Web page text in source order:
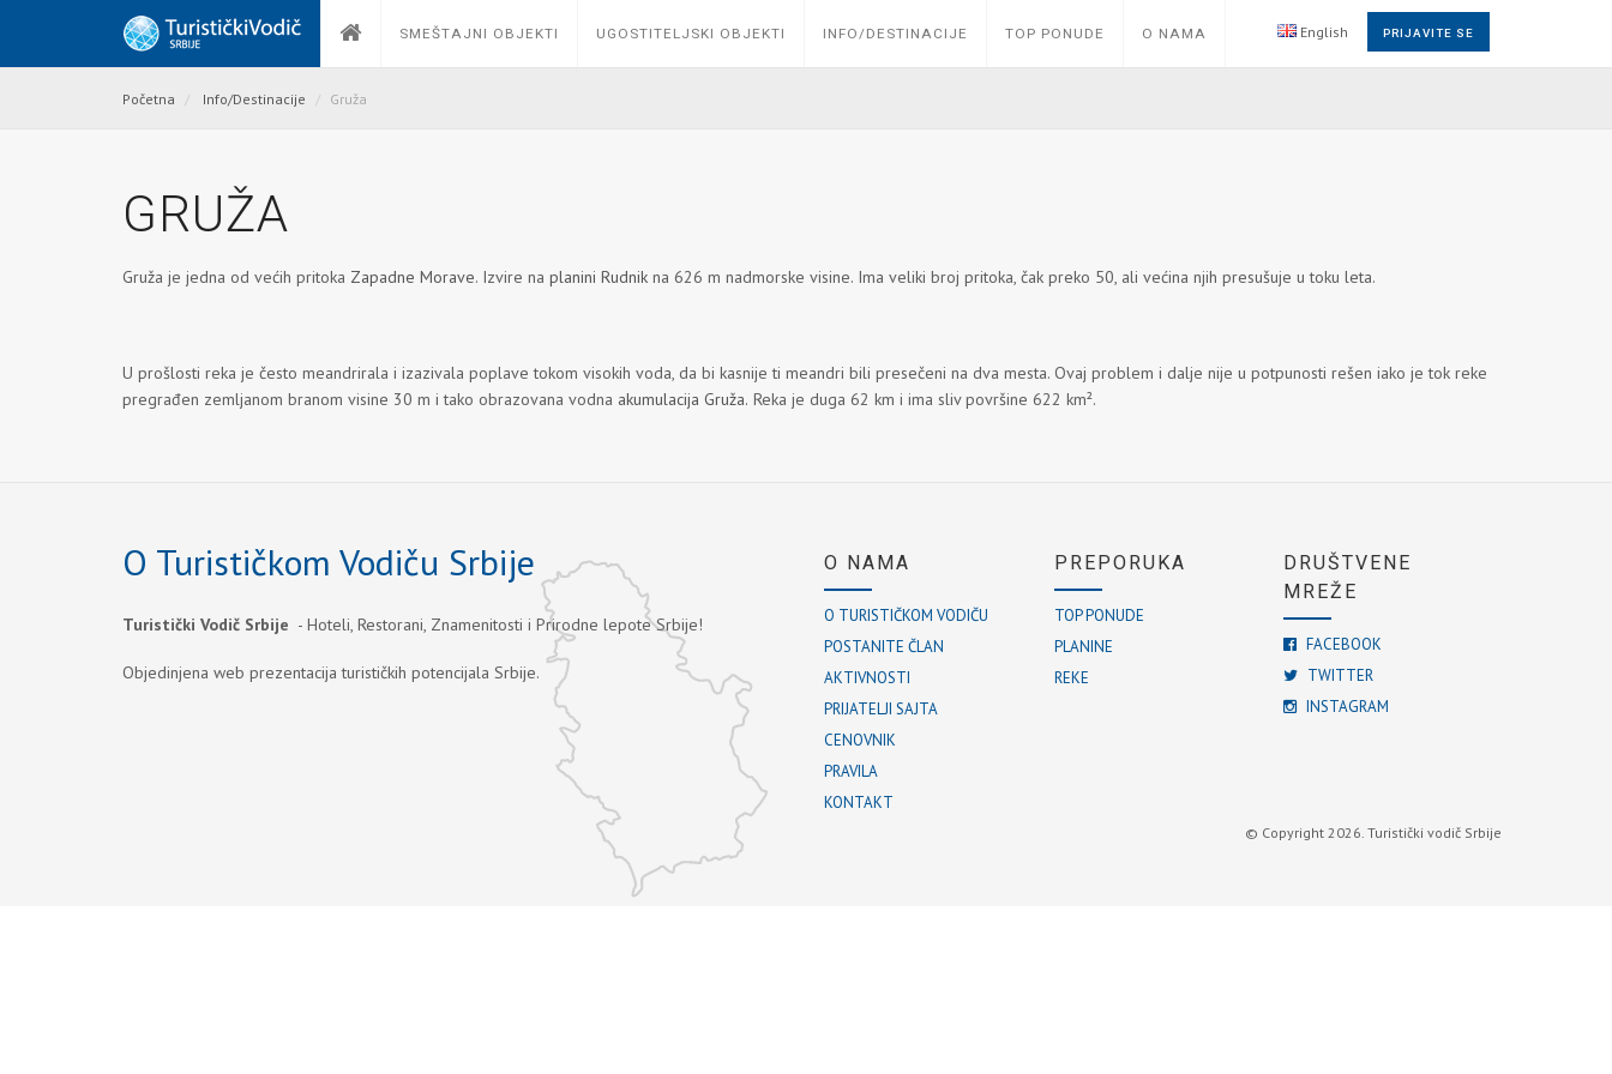
SMEŠTAJNI OBJEKTI UGOSTITELJSKI OBJEKTI INFO/DESTINACIJE TOP PONUDE O NAMA English PRIJAVITE SE
Početna Info/Destinacije Gruža
GRUŽA
Gruža je jedna od većih pritoka Zapadne Morave. Izvire na planini Rudnik na 626 m nadmorske visine. Ima veliki broj pritoka, čak preko 50, ali većina njih presušuje u toku leta.
U prošlosti reka je često meandrirala i izazivala poplave tokom visokih voda, da bi kasnije ti meandri bili presečeni na dva mesta. Ovaj problem i dalje nije u potpunosti rešen iako je tok reke
pregrađen zemljanom branom visine 30 m i tako obrazovana vodna akumulacija Gruža. Reka je duga 62 km i ima sliv površine 622 km².
O Turističkom Vodiču Srbije
Turistički Vodič Srbije - Hoteli, Restorani, Znamenitosti i Prirodne lepote Srbije!
Objedinjena web prezentacija turističkih potencijala Srbije.
O NAMA
O TURISTIČKOM VODIČU
POSTANITE ČLAN
AKTIVNOSTI
PRIJATELJI SAJTA
CENOVNIK
PRAVILA
KONTAKT
PREPORUKA
TOP PONUDE
PLANINE
REKE
DRUŠTVENE
MREŽE
FACEBOOK
TWITTER
INSTAGRAM
© Copyright 2026. Turistički vodič Srbije